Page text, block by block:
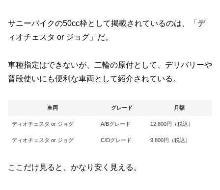
サニーバイクの50cc枠として掲載されているのは、「デ
ィオチェスタ or ジョグ」だ。
車種指定はできないが、二輪の原付として、デリバリーや
普段使いにも便利な車両として紹介されている。
車両 グレード 月額
ディオチェスタ or ジョグ A/Bグレード 12,800円（税込）
ディオチェスタ or ジョグ C/Dグレード 9,800円（税込）
ここだけ見ると、かなり安く見える。